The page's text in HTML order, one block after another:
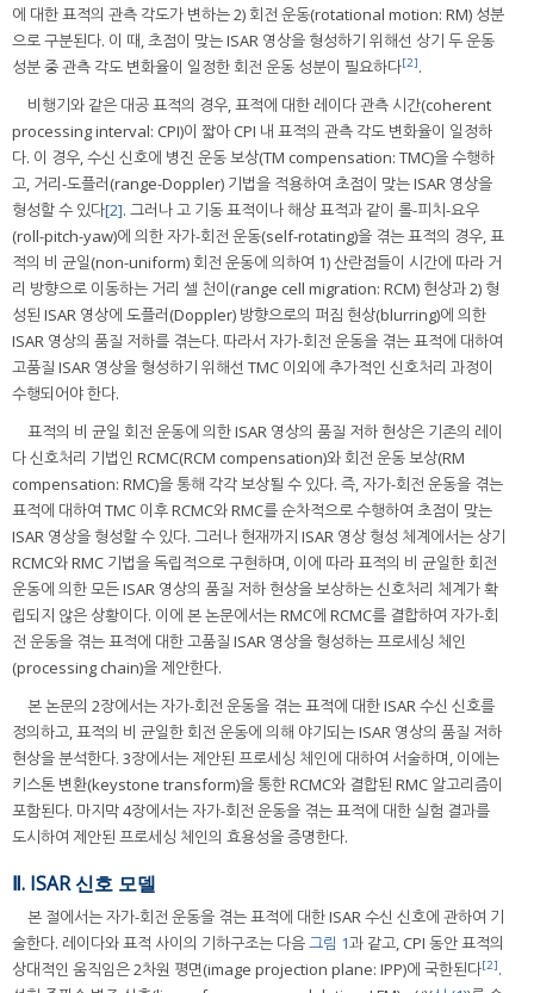
에 대한 표적의 관측 각도가 변하는 2) 회전 운동(rotational motion: RM) 성분
으로 구분된다. 이 때, 초점이 맞는 ISAR 영상을 형성하기 위해선 상기 두 운동
성분 중 관측 각도 변화율이 일정한 회전 운동 성분이 필요하다[2].
비행기와 같은 대공 표적의 경우, 표적에 대한 레이다 관측 시간(coherent
processing interval: CPI)이 짧아 CPI 내 표적의 관측 각도 변화율이 일정하
다. 이 경우, 수신 신호에 병진 운동 보상(TM compensation: TMC)을 수행하
고, 거리-도플러(range-Doppler) 기법을 적용하여 초점이 맞는 ISAR 영상을
형성할 수 있다[2]. 그러나 고 기동 표적이나 해상 표적과 같이 롤-피치-요우
(roll-pitch-yaw)에 의한 자가-회전 운동(self-rotating)을 겪는 표적의 경우, 표
적의 비 균일(non-uniform) 회전 운동에 의하여 1) 산란점들이 시간에 따라 거
리 방향으로 이동하는 거리 셀 천이(range cell migration: RCM) 현상과 2) 형
성된 ISAR 영상에 도플러(Doppler) 방향으로의 퍼짐 현상(blurring)에 의한
ISAR 영상의 품질 저하를 겪는다. 따라서 자가-회전 운동을 겪는 표적에 대하여
고품질 ISAR 영상을 형성하기 위해선 TMC 이외에 추가적인 신호처리 과정이
수행되어야 한다.
표적의 비 균일 회전 운동에 의한 ISAR 영상의 품질 저하 현상은 기존의 레이
다 신호처리 기법인 RCMC(RCM compensation)와 회전 운동 보상(RM
compensation: RMC)을 통해 각각 보상될 수 있다. 즉, 자가-회전 운동을 겪는
표적에 대하여 TMC 이후 RCMC와 RMC를 순차적으로 수행하여 초점이 맞는
ISAR 영상을 형성할 수 있다. 그러나 현재까지 ISAR 영상 형성 체계에서는 상기
RCMC와 RMC 기법을 독립적으로 구현하며, 이에 따라 표적의 비 균일한 회전
운동에 의한 모든 ISAR 영상의 품질 저하 현상을 보상하는 신호처리 체계가 확
립되지 않은 상황이다. 이에 본 논문에서는 RMC에 RCMC를 결합하여 자가-회
전 운동을 겪는 표적에 대한 고품질 ISAR 영상을 형성하는 프로세싱 체인
(processing chain)을 제안한다.
본 논문의 2장에서는 자가-회전 운동을 겪는 표적에 대한 ISAR 수신 신호를
정의하고, 표적의 비 균일한 회전 운동에 의해 야기되는 ISAR 영상의 품질 저하
현상을 분석한다. 3장에서는 제안된 프로세싱 체인에 대하여 서술하며, 이에는
키스톤 변환(keystone transform)을 통한 RCMC와 결합된 RMC 알고리즘이
포함된다. 마지막 4장에서는 자가-회전 운동을 겪는 표적에 대한 실험 결과를
도시하여 제안된 프로세싱 체인의 효용성을 증명한다.
Ⅱ. ISAR 신호 모델
본 절에서는 자가-회전 운동을 겪는 표적에 대한 ISAR 수신 신호에 관하여 기
술한다. 레이다와 표적 사이의 기하구조는 다음그림 1과 같고, CPI 동안 표적의
상대적인 움직임은 2차원 평면(image projection plane: IPP)에 국한된다[2].